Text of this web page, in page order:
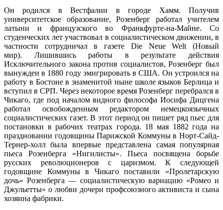
Он родился в Вестфалии в городе Хамм. Получив
университетское образование, Розенберг работал учителем
латыни и французского во Франкфурте-на-Майне. Со
студенческих лет участвовал в социалистическом движении, в
частности сотрудничал в газете Die Neue Welt (Новый
мир). Лишившись работы в результате действия
Исключительного закона против социалистов, Розенберг был
вынужден в 1880 году эмигрировать в США. Он устроился на
работу в Бостоне в знаменитой ныне школе языков Берлица и
вступил в СРП. Через некоторое время Розенберг перебрался в
Чикаго, где под началом видного философа Иосифа Дицгена
работал освобожденным редактором немецкоязычных
социалистических газет.В этот период он пишет ряд пьес для
постановки в рабочих театрах города. 18 мая 1882 года на
праздновании годовщины Парижской Коммуны в Норт-Сайд-
Тернер-холл была впервые представлена самая популярная
пьеса Розенберга «Нигилисты». Пьеса посвящена борьбе
русских революционеров с царизмом.К следующей
годовщине Коммуны в Чикаго поставили «Пролетарскую
дочь» Розенберга — социалистическую вариацию «Ромео и
Джульетты» о любви дочери профсоюзного активиста и сына
хозяина фабрики.